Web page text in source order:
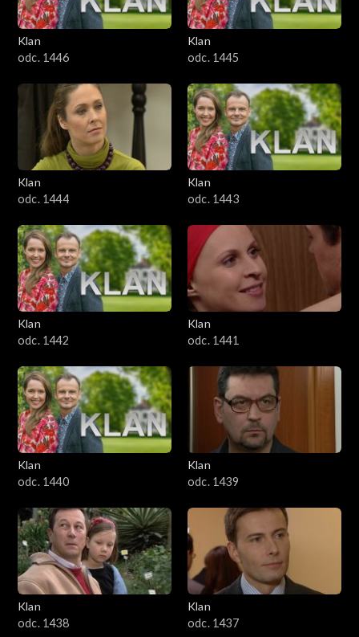
Klan
odc. 1446
Klan
odc. 1445
Klan
odc. 1444
Klan
odc. 1443
Klan
odc. 1442
Klan
odc. 1441
Klan
odc. 1440
Klan
odc. 1439
Klan
odc. 1438
Klan
odc. 1437